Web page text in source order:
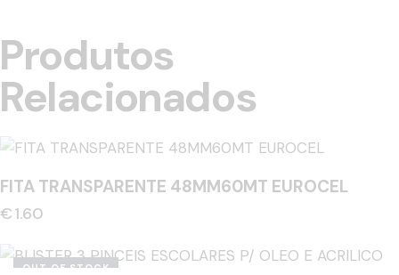
Produtos
Relacionados
FITA TRANSPARENTE 48MM60MT EUROCEL
€1.60
OUT OF STOCK